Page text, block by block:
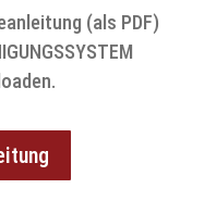
(als PDF)